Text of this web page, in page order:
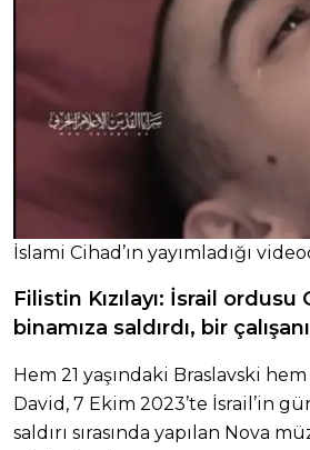
İslami Cihad’ın yayımladığı
Filistin Kızılayı: İsrail ordusu
binamıza saldırdı, bir
Hem 21 yaşındaki Braslavski
David, 7 Ekim 2023’te İsrail’in
saldırı sırasında yapılan Nova